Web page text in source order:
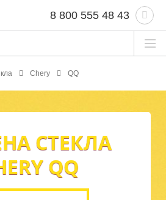
8 800 555 48 43
Chery QQ
СТЕКЛА
QQ